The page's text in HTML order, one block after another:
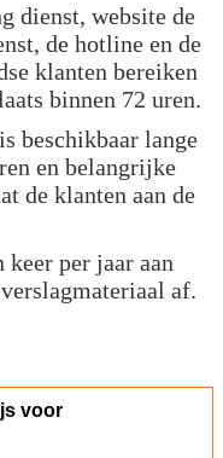
dienst, website de
de hotline en de
klanten bereiken
binnen 72 uren.
beschikbaar lange
en belangrijke
de klanten aan de
keer per jaar aan
af.
voor